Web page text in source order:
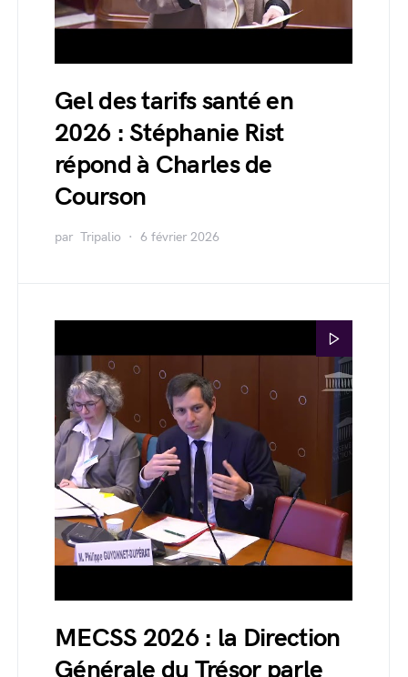
Gel des tarifs santé en
2026 : Stéphanie Rist
répond à Charles de
Courson
par Tripalio 6 février 2026
MECSS 2026 : la Direction
Générale du Trésor parle